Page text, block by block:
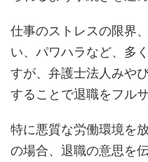
仕事のストレスの限界
い、パワハラなど、多
すが、弁護士法人みや
することで退職をフル
特に悪質な労働環境を
の場合、退職の意思を